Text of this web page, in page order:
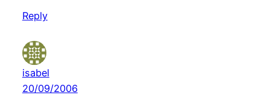
Reply
isabel
20/09/2006